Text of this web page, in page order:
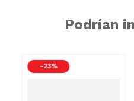
Podrían
-23 %